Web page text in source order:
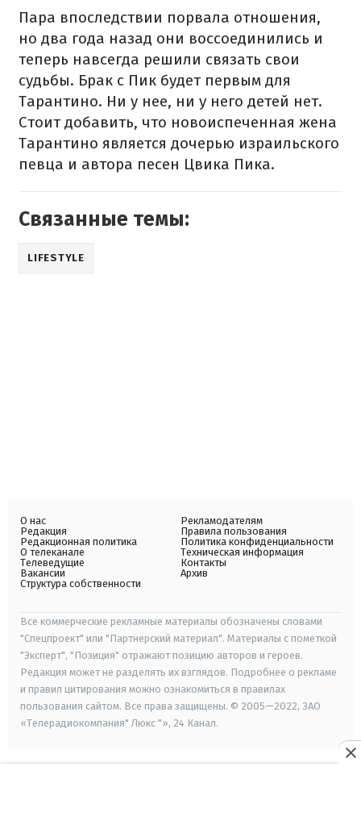
Пара впоследствии порвала отношения,
но два года назад они воссоединились и
теперь навсегда решили связать свои
судьбы. Брак с Пик будет первым для
Тарантино. Ни у нее, ни у него детей нет.
Стоит добавить, что новоиспеченная жена
Тарантино является дочерью израильского
певца и автора песен Цвика Пика.
Связанные темы:
LIFESTYLE
О нас
Редакция
Редакционная политика
О телеканале
Телеведущие
Вакансии
Структура собственности
Рекламодателям
Правила пользования
Политика конфиденциальности
Техническая информация
Контакты
Архив
Все коммерческие рекламные материалы обозначены словами
"Спецпроект" или "Партнерский материал". Материалы с пометкой
"Эксперт", "Позиция" отражают позицию авторов и героев.
Редакция может не разделять их взглядов. Подробнее о рекламе
и правил цитирования можно ознакомиться в правилах
пользования сайтом. Все права защищены. © 2005—2022, ЗАО
«Телерадиокомпания" Люкс "», 24 Канал.